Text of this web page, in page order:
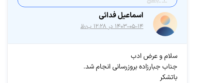
اسماعیل فدائی
۱۴۰۳-۰۵-۱۴ در ۱۲:۲۸ ب٫ظ
سلام و عرض ادب
جناب جبارزاده بروزرسانی انجام شد.
باتشکر